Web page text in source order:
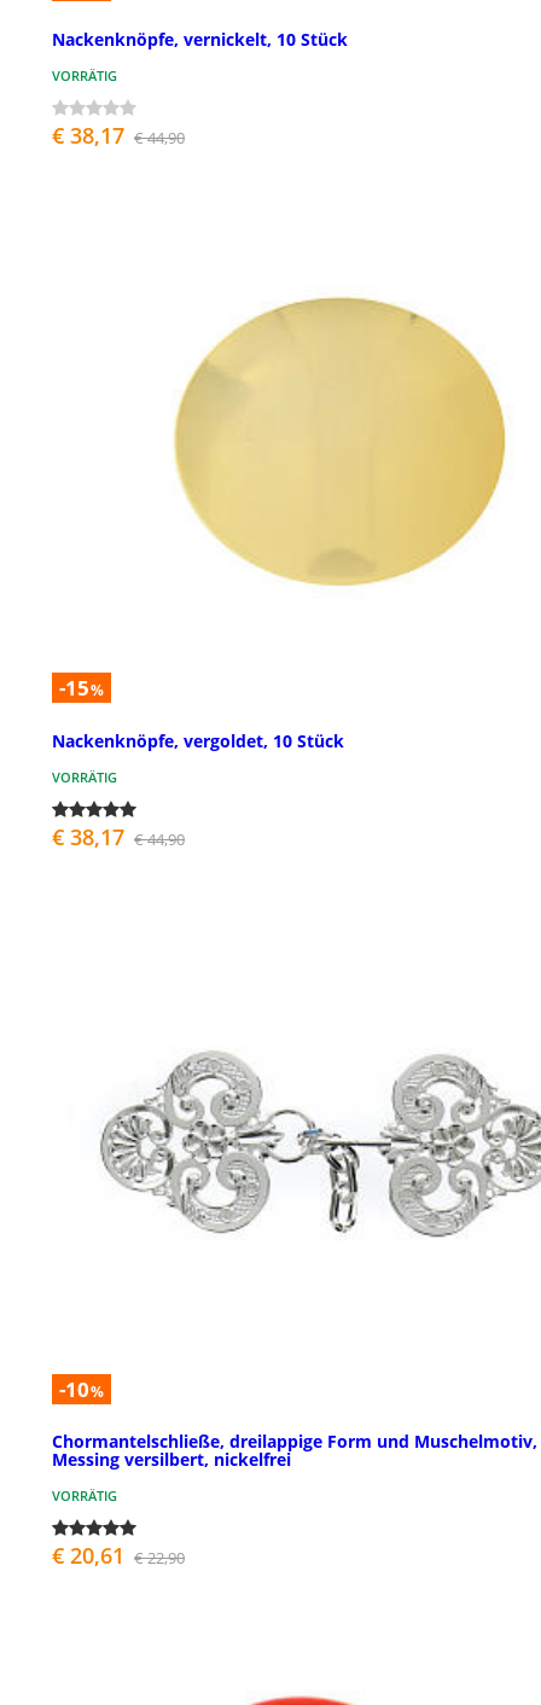
Nackenknöpfe, vernickelt, 10 Stück
VORRÄTIG
€ 38,17 € 44,90
-15%
Nackenknöpfe, vergoldet, 10 Stück
VORRÄTIG
€ 38,17 € 44,90
-10%
Chormantelschließe, dreilappige Form und Muschelmotiv,
Messing versilbert, nickelfrei
VORRÄTIG
€ 20,61 € 22,90